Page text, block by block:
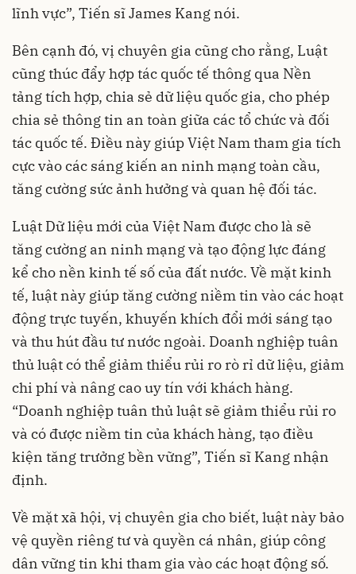
lĩnh vực”, Tiến sĩ James Kang nói.
Bên cạnh đó, vị chuyên gia cũng cho rằng, Luật
cũng thúc đẩy hợp tác quốc tế thông qua Nền
tảng tích hợp, chia sẻ dữ liệu quốc gia, cho phép
chia sẻ thông tin an toàn giữa các tổ chức và đối
tác quốc tế. Điều này giúp Việt Nam tham gia tích
cực vào các sáng kiến an ninh mạng toàn cầu,
tăng cường sức ảnh hưởng và quan hệ đối tác.
Luật Dữ liệu mới của Việt Nam được cho là sẽ
tăng cường an ninh mạng và tạo động lực đáng
kể cho nền kinh tế số của đất nước. Về mặt kinh
tế, luật này giúp tăng cường niềm tin vào các hoạt
động trực tuyến, khuyến khích đổi mới sáng tạo
và thu hút đầu tư nước ngoài. Doanh nghiệp tuân
thủ luật có thể giảm thiểu rủi ro rò rỉ dữ liệu, giảm
chi phí và nâng cao uy tín với khách hàng.
“Doanh nghiệp tuân thủ luật sẽ giảm thiểu rủi ro
và có được niềm tin của khách hàng, tạo điều
kiện tăng trưởng bền vững”, Tiến sĩ Kang nhận
định.
Về mặt xã hội, vị chuyên gia cho biết, luật này bảo
vệ quyền riêng tư và quyền cá nhân, giúp công
dân vững tin khi tham gia vào các hoạt động số.